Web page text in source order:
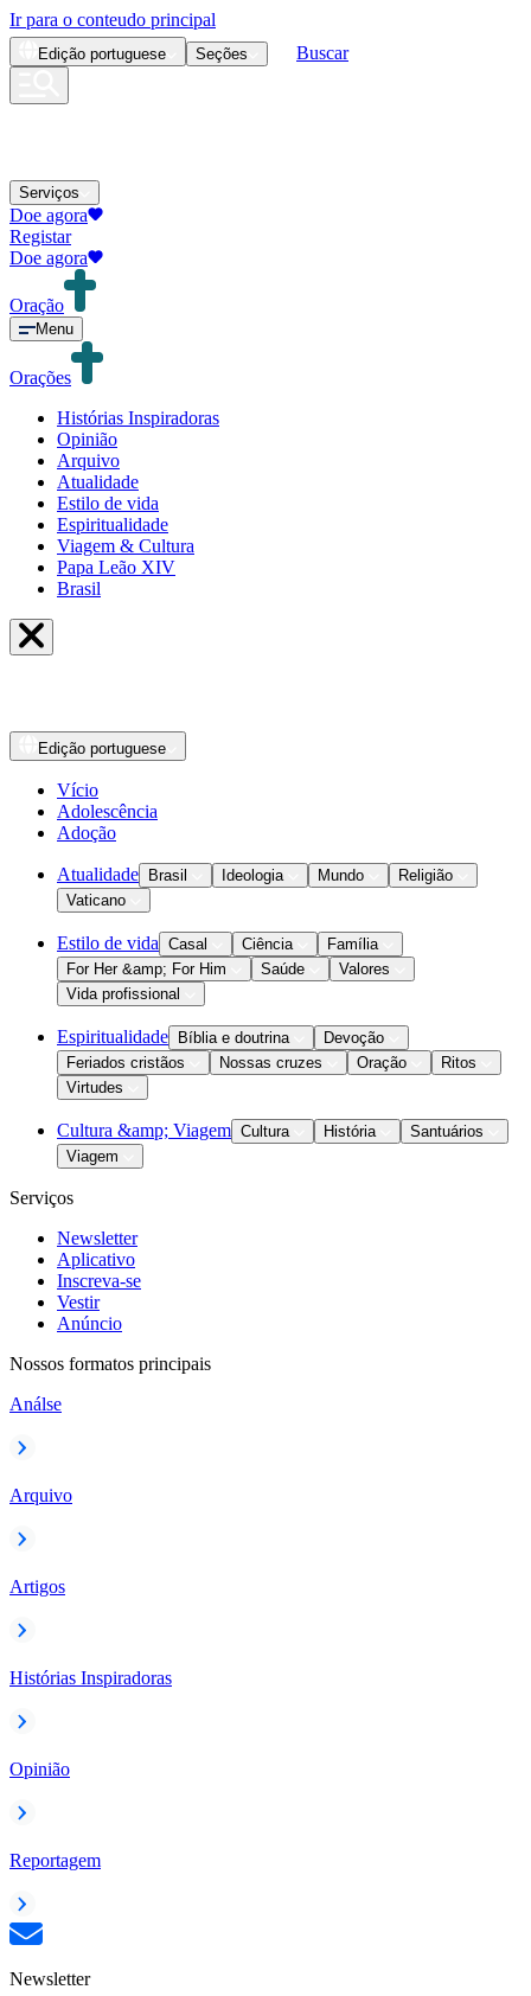
Ir para o conteudo principal
Edição portuguese Seções Buscar
Serviços
Doe agora
Registar
Doe agora
Oração
Menu
Orações
Histórias Inspiradoras
Opinião
Arquivo
Atualidade
Estilo de vida
Espiritualidade
Viagem & Cultura
Papa Leão XIV
Brasil
Edição portuguese
Vício
Adolescência
Adoção
Atualidade Brasil Ideologia Mundo
Religião
Vaticano
Estilo de vida Casal Ciência
Família
For Her &amp; For Him
Saúde
Valores
Vida profissional
Espiritualidade Bíblia e doutrina
Devoção
Feriados cristãos
Nossas cruzes Oração
Ritos
Virtudes
Cultura &amp; Viagem Cultura História
Santuários
Viagem
Serviços
Newsletter
Aplicativo
Inscreva-se
Vestir
Anúncio
Nossos formatos principais
Análse
Arquivo
Artigos
Histórias Inspiradoras
Opinião
Reportagem
Newsletter